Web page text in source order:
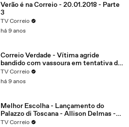
Verão é na Correio - 20.01.2018 - Parte
3
TV Correio
há 9 anos
Correio Verdade - Vítima agride
bandido com vassoura em tentativa de
assalto no bairro dos Estados
TV Correio
há 9 anos
Melhor Escolha - Lançamento do
Palazzo di Toscana - Allison Delmas -
Sócio diretor
TV Correio